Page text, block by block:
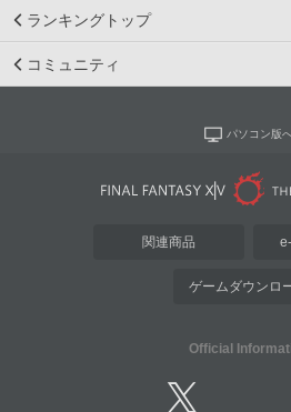
ランキングトップ
コミュニティ
パソコン版
関連商品
ゲームダウンロ
Official